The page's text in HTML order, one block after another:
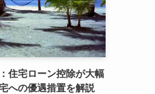
住宅ローン控除が大幅
への優遇措置を解説